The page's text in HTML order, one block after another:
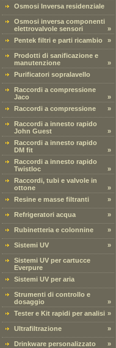
Osmosi Inversa residenziale
Osmosi inversa componenti
elettrovalvole sensori
»
Pentek filtri e parti ricambio
»
Prodotti di sanificazione e
manutenzione
»
Purificatori sopralavello
Raccordi a compressione
Jaco
»
Raccordi a compressione
»
Raccordi a innesto rapido
John Guest
»
Raccordi a innesto rapido
DM fit
»
Raccordi a innesto rapido
Twistloc
»
Raccordi, tubi e valvole in
ottone
»
Resine e masse filtranti
»
Refrigeratori acqua »
Rubinetteria e colonnine »
Sistemi UV »
Sistemi UV per cartucce
Everpure
Sistemi UV per aria
Strumenti di controllo e
dosaggio
»
Tester e Kit rapidi per analisi »
Ultrafiltrazione »
Drinkware personalizzato »